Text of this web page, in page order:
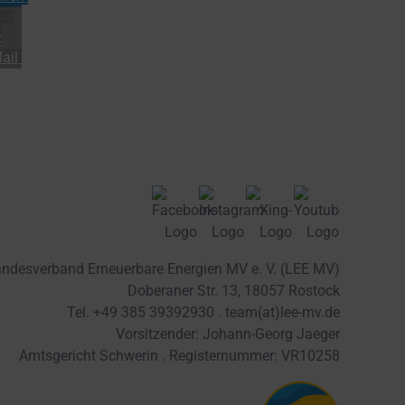
Erneuerbare Energien MV e. V. (LEE MV)
Doberaner Str. 13, 18057 Rostock
Tel. +49 385 39392930 . team(at)lee-mv.de
Vorsitzender: Johann-Georg Jaeger
Amtsgericht Schwerin . Registernummer: VR10258